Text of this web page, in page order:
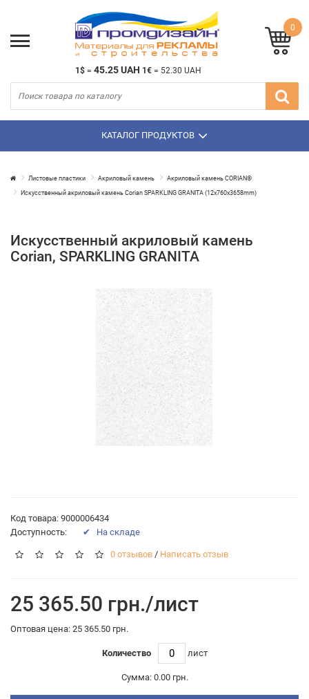
1$ = 45.25 UAH 1€ = 52.30 UAH
0
КАТАЛОГ ПРОДУКТОВ
Листовые пластики Акриловый камень Акриловый камень CORIAN®
Искусственный акриловый камень Corian SPARKLING GRANITA (12х760х3658mm)
Искусственный акриловый камень
Corian, SPARKLING GRANITA
Код товара: 9000006434
Доступность:
✔ На складе
0 отзывов / Написать отзыв
25 365.50 грн./лист
Оптовая цена: 25 365.50 грн.
Количество лист
Сумма: 0.00 грн.